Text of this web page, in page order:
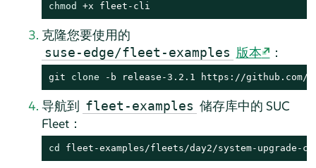
chmod +x fleet-cli
克隆您要使用的
suse-edge/fleet-examples 版本 ：
git clone -b release-3.2.1 https://github.com/
导航到 fleet-examples 储存库中的 SUC
Fleet：
cd fleet-examples/fleets/day2/system-upgrade-